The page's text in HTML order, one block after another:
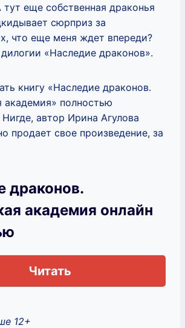
еще собственная драконья
сюрприз за
что еще меня ждет впереди?
«Наследие драконов».
книгу «Наследие драконов.
академия» полностью
Нигде, автор Ирина Агулова
продает свое произведение, за
драконов.
академия онлайн
Читать
12+